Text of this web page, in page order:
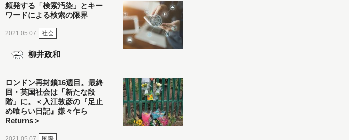
頻発する「検索汚染」とキー
ワードによる検索の限界
2021.05.07 社会
柳井政和
ロンドン再封鎖16週目。最終
回・英国社会は「新たな段
階」に。＜入江敦彦の『足止
め喰らい日記』嫌々乍ら
Returns＞